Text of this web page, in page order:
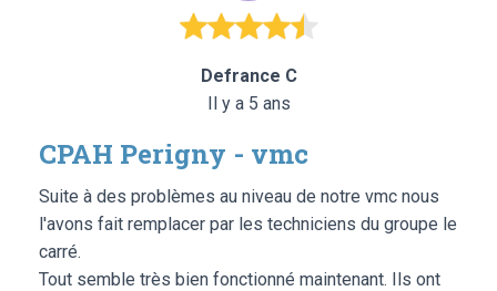
Defrance C
Il y a 5 ans
CPAH Perigny - vmc
Suite à des problèmes au niveau de notre vmc nous
l'avons fait remplacer par les techniciens du groupe le
carré.
Tout semble très bien fonctionné maintenant. Ils ont